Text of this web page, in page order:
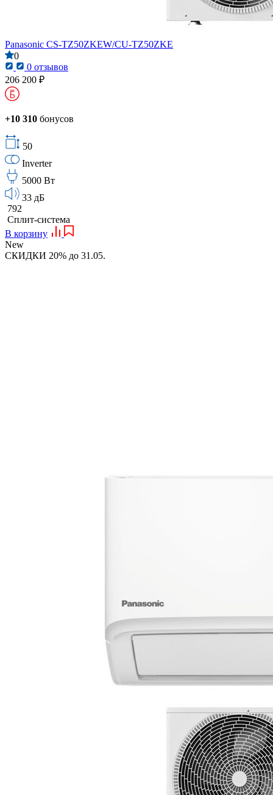
Panasonic CS-TZ50ZKEW/CU-TZ50ZKE
0
0 отзывов
206 200 ₽
+10 310 бонусов
50
Inverter
5000 Вт
33 дБ
792
Сплит-система
В корзину
New
СКИДКИ 20% до 31.05.